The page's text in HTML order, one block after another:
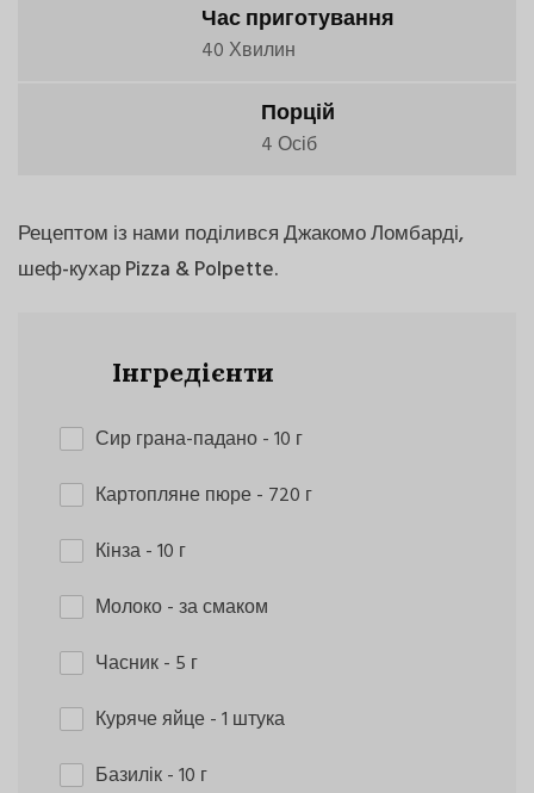
Час приготування
40 Хвилин
Порцій
4 Осіб
Рецептом із нами поділився Джакомо Ломбарді,
шеф-кухар Pizza & Polpette.
Інгредієнти
Сир грана-падано- 10 г
Картопляне пюре- 720 г
Кінза- 10 г
Молоко- за смаком
Часник- 5 г
Куряче яйце- 1 штука
Базилік- 10 г